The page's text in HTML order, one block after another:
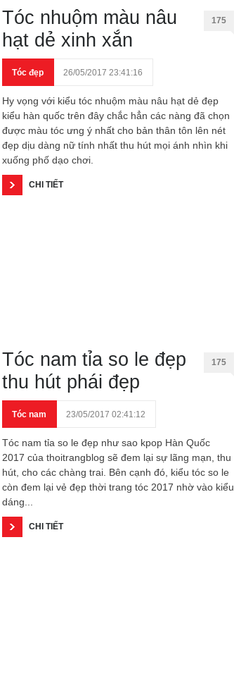
Tóc nhuộm màu nâu
hạt dẻ xinh xắn
175
Tóc đẹp 26/05/2017 23:41:16
Hy vọng với kiểu tóc nhuộm màu nâu hạt dẻ đẹp
kiểu hàn quốc trên đây chắc hẳn các nàng đã chọn
được màu tóc ưng ý nhất cho bản thân tôn lên nét
đẹp dịu dàng nữ tính nhất thu hút mọi ánh nhìn khi
xuống phố dạo chơi.
CHI TIẾT
Tóc nam tỉa so le đẹp
thu hút phái đẹp
175
Tóc nam 23/05/2017 02:41:12
Tóc nam tỉa so le đẹp như sao kpop Hàn Quốc
2017 của thoitrangblog sẽ đem lại sự lãng mạn, thu
hút, cho các chàng trai. Bên cạnh đó, kiểu tóc so le
còn đem lại vẻ đẹp thời trang tóc 2017 nhờ vào kiểu
dáng...
CHI TIẾT